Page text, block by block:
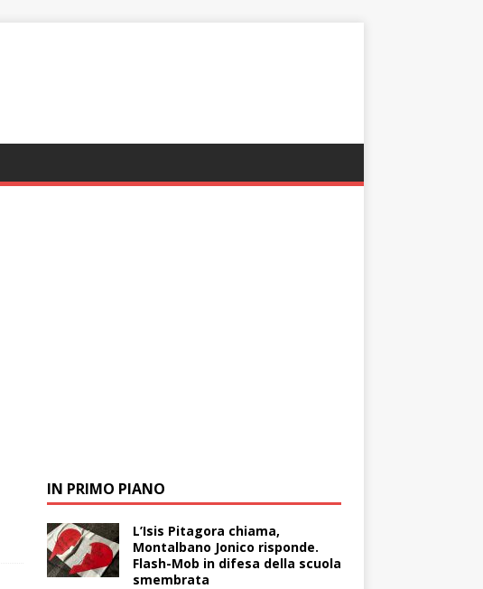
IN PRIMO PIANO
L’Isis Pitagora chiama,
Montalbano Jonico risponde.
Flash-Mob in difesa della scuola
smembrata